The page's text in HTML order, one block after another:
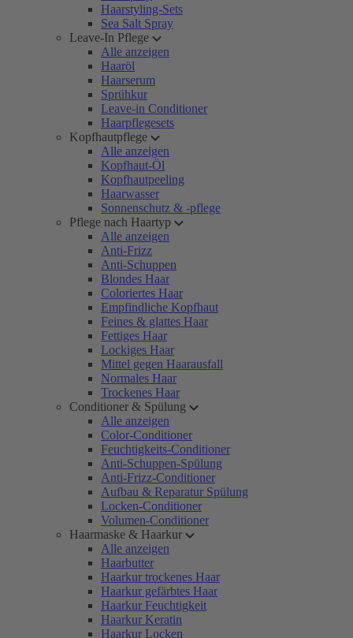
Haarstyling-Sets
Sea Salt Spray
Leave-In Pflege
Alle anzeigen
Haaröl
Haarserum
Sprühkur
Leave-in Conditioner
Haarpflegesets
Kopfhautpflege
Alle anzeigen
Kopfhaut-Öl
Kopfhautpeeling
Haarwasser
Sonnenschutz & -pflege
Pflege nach Haartyp
Alle anzeigen
Anti-Frizz
Anti-Schuppen
Blondes Haar
Coloriertes Haar
Empfindliche Kopfhaut
Feines & glattes Haar
Fettiges Haar
Lockiges Haar
Mittel gegen Haarausfall
Normales Haar
Trockenes Haar
Conditioner & Spülung
Alle anzeigen
Color-Conditioner
Feuchtigkeits-Conditioner
Anti-Schuppen-Spülung
Anti-Frizz-Conditioner
Aufbau & Reparatur Spülung
Locken-Conditioner
Volumen-Conditioner
Haarmaske & Haarkur
Alle anzeigen
Haarbutter
Haarkur trockenes Haar
Haarkur gefärbtes Haar
Haarkur Feuchtigkeit
Haarkur Keratin
Haarkur Locken